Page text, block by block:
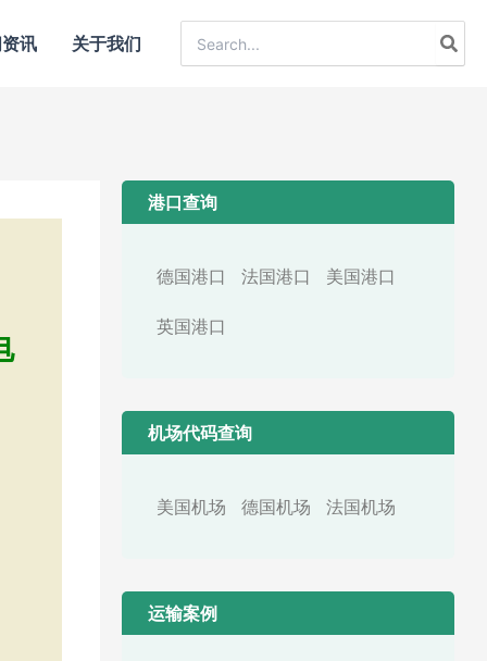
讯 关于我们
for:
港口查询
德国港口 法国港口 美国港口
英国港口
机场代码查询
美国机场 德国机场 法国机场
运输案例​